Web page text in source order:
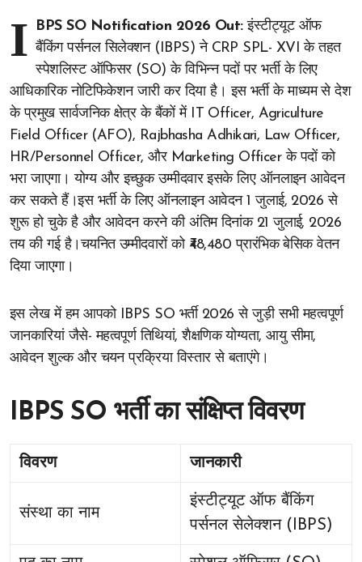
I BPS SO Notification 2026 Out:इंस्टीट्यूट ऑफ
बैंकिंग पर्सनल सिलेक्शन (IBPS) ने CRP SPL- XVI के तहत
स्पेशलिस्ट ऑफिसर (SO) के विभिन्न पदों पर भर्ती के लिए
आधिकारिक नोटिफिकेशन जारी कर दिया है। इस भर्ती के माध्यम से देश
के प्रमुख सार्वजनिक क्षेत्र के बैंकों में IT Officer, Agriculture
Field Officer (AFO), Rajbhasha Adhikari, Law Officer,
HR/Personnel Officer, और Marketing Officer के पदों को
भरा जाएगा। योग्य और इच्छुक उम्मीदवार इसके लिए ऑनलाइन आवेदन
कर सकते हैं।इस भर्ती के लिए ऑनलाइन आवेदन 1 जुलाई, 2026 से
शुरू हो चुके है और आवेदन करने की अंतिम दिनांक 21 जुलाई, 2026
तय की गई है।चयनित उम्मीदवारों को ₹48,480 प्रारंभिक बेसिक वेतन
दिया जाएगा।
इस लेख में हम आपको IBPS SO भर्ती 2026 से जुड़ी सभी महत्वपूर्ण
जानकारियां जैसे- महत्वपूर्ण तिथियां, शैक्षणिक योग्यता, आयु सीमा,
आवेदन शुल्क और चयन प्रक्रिया विस्तार से बताएंगे।
IBPS SO भर्ती का संक्षिप्त विवरण
विवरण जानकारी
संस्था का नाम
इंस्टीट्यूट ऑफ बैंकिंग
पर्सनल सेलेक्शन (IBPS)